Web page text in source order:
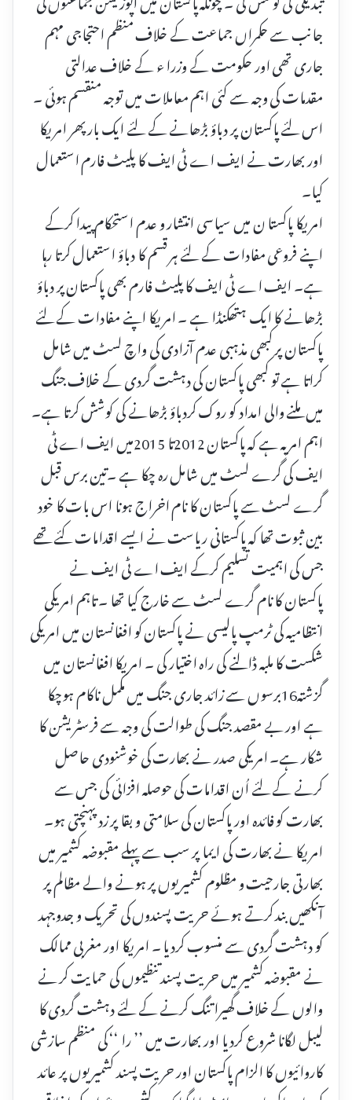
جانب سے حکمراں جماعت کے خلاف منظم احتجاجی مہم
جاری تھی اور حکومت کے وزرا ء کے خلاف عدالتی
مقدمات کی وجہ سے کئی اہم معاملات میں توجہ منقسم ہوئی ۔
اس لئے پاکستان پر دباؤ بڑھانے کے لئے ایک بار پھر امریکا
اور بھارت نے ایف اے ٹی ایف کا پلیٹ فارم استعمال
کیا۔
امریکا پاکستا ن میں سیاسی انتشار و عدم استحکام پیدا کرکے
اپنے فروعی مفادات کے لئے ہر قسم کا دباؤ استعمال کرتا رہا
ہے۔ ایف اے ٹی ایف کا پلیٹ فارم بھی پاکستان پر دباؤ
بڑھانے کا ایک ہتھکنڈا ہے ۔ امریکا اپنے مفادات کے لئے
پاکستان پر کبھی مذہبی عدم آزادی کی واچ لسٹ میں شامل
کراتا ہے تو کبھی پاکستان کی دہشت گردی کے خلاف جنگ
میں ملنے والی امداد کو روک کردباؤ بڑھانے کی کوشش کرتا ہے۔
اہم امر یہ ہے کہ پاکستان 2012تا 2015میں ایف اے ٹی
ایف کی گرے لسٹ میں شامل رہ چکا ہے ۔تین برس قبل
گرے لسٹ سے پاکستان کا نام اخراج ہونا اس بات کا خود
بین ثبوت تھا کہ پاکستانی ریاست نے ایسے اقدامات کئے تھے
جس کی اہمیت تسلیم کرکے ایف اے ٹی ایف نے
پاکستان کا نام گرے لسٹ سے خارج کیا تھا ۔ تاہم امریکی
انتظامیہ کی ٹرمپ پالیسی نے پاکستان کو افغانستان میں امریکی
شکست کا ملبہ ڈالنے کی راہ اختیار کی ۔ امریکا افغانستان میں
گزشتہ16برسوں سے زائد جاری جنگ میں مکمل ناکام ہوچکا
ہے اور بے مقصد جنگ کی طوالت کی وجہ سے فرسٹریشن کا
شکار ہے۔ امریکی صدر نے بھارت کی خوشنودی حاصل
کرنے کے لئے اُن اقدامات کی حوصلہ افزائی کی جس سے
بھارت کو فائدہ اور پاکستان کی سلامتی و بقا پر زد پہنچتی ہو۔
امریکا نے بھارت کی ایما پر سب سے پہلے مقبوضہ کشمیر میں
بھارتی جارحیت و مظلوم کشمیریوں پر ہونے والے مظالم پر
آنکھیں بند کرتے ہوئے حریت پسندوں کی تحریک و جدوجہد
کو دہشت گردی سے منسوب کردیا ۔ امریکا اور مغربی ممالک
نے مقبوضہ کشمیر میں حریت پسند تنظیموں کی حمایت کر نے
والوں کے خلاف گھیرا تنگ کرنے کے لئے دہشت گردی کا
لیبل لگانا شروع کردیا اور بھارت میں ’’ را ‘‘ کی منظم سازشی
کاروائیوں کا الزام پاکستان اور حریت پسند کشمیریوں پر عائد